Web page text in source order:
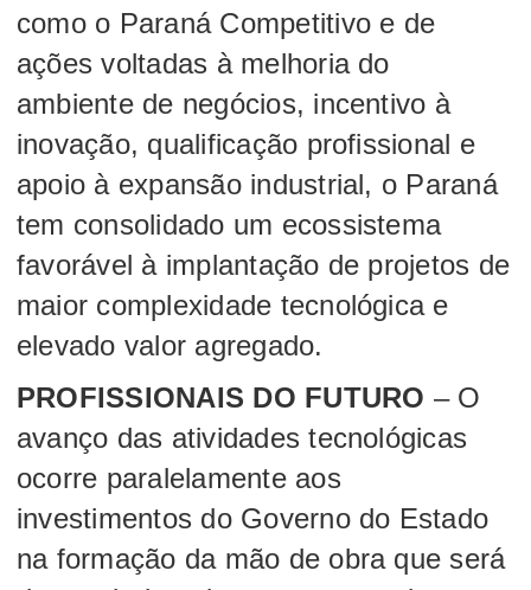
como o Paraná Competitivo e de
ações voltadas à melhoria do
ambiente de negócios, incentivo à
inovação, qualificação profissional e
apoio à expansão industrial, o Paraná
tem consolidado um ecossistema
favorável à implantação de projetos de
maior complexidade tecnológica e
elevado valor agregado.
PROFISSIONAIS DO FUTURO – O
avanço das atividades tecnológicas
ocorre paralelamente aos
investimentos do Governo do Estado
na formação da mão de obra que será